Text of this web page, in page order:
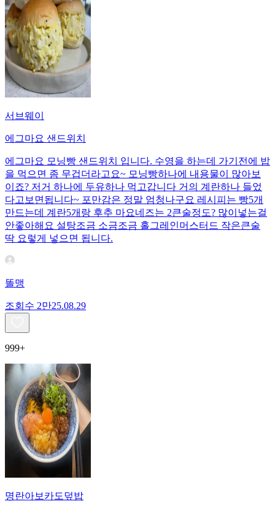
서브웨이
에그마요 샌드위치
에그마요 모닝빵 샌드위치 입니다. 수영을 하는데 가기전에 밥
을 먹으면 좀 무겁더라고요~ 모닝빵하나에 내용물이 많아보
이죠? 저거 하나에 두유하나 먹고갑니다 거의 계란하나 들었
다고보면됩니다~ 포만감은 정말 엄청나구요 레시피는 빵5개
만드는데 계란5개랑 후추 마요네즈는 2큰술정도? 많이넣는걸
안좋아해요 설탕조금 소금조금 홀그레인머스터드 작은큰술
딱 요렇게 넣으면 됩니다.
똘맹
조회수 2만25.08.29
999+
명란아보카도덮밥